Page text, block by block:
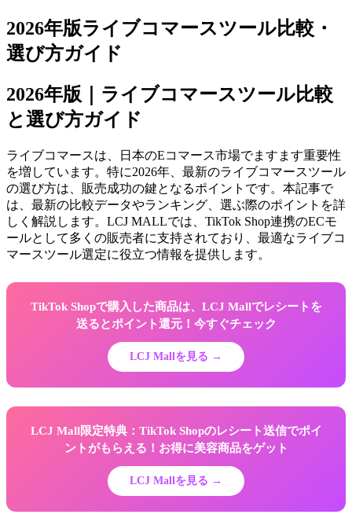
2026年版ライブコマースツール比較・
選び方ガイド
2026年版｜ライブコマースツール比較
と選び方ガイド
ライブコマースは、日本のEコマース市場でますます重要性
を増しています。特に2026年、最新のライブコマースツール
の選び方は、販売成功の鍵となるポイントです。本記事で
は、最新の比較データやランキング、選ぶ際のポイントを詳
しく解説します。LCJ MALLでは、TikTok Shop連携のECモ
ールとして多くの販売者に支持されており、最適なライブコ
マースツール選定に役立つ情報を提供します。
TikTok Shopで購入した商品は、LCJ Mallでレシートを
送るとポイント還元！今すぐチェック
LCJ Mallを見る →
LCJ Mall限定特典：TikTok Shopのレシート送信でポイ
ントがもらえる！お得に美容商品をゲット
LCJ Mallを見る →